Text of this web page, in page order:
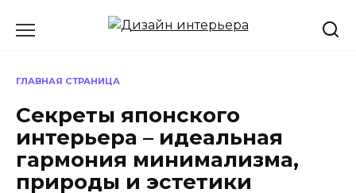
ГЛАВНАЯ СТРАНИЦА
Секреты японского
интерьера – идеальная
гармония минимализма,
природы и эстетики